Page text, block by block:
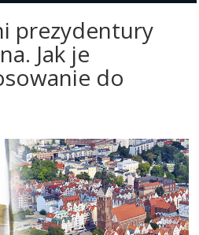
prezydentury
Jak je
do